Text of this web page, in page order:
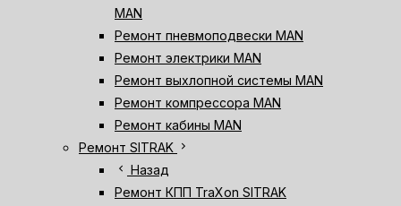
MAN
Ремонт пневмоподвески MAN
Ремонт электрики MAN
Ремонт выхлопной системы MAN
Ремонт компрессора MAN
Ремонт кабины MAN
Ремонт SITRAK chevron_right
chevron_left Назад
Ремонт КПП TraXon SITRAK